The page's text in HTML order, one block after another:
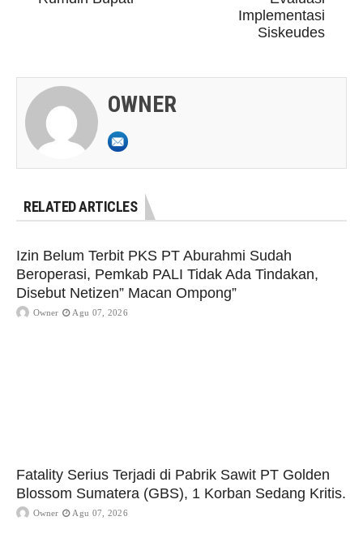
Implementasi
Siskeudes
OWNER
RELATED ARTICLES
Izin Belum Terbit PKS PT Aburahmi Sudah
Beroperasi, Pemkab PALI Tidak Ada Tindakan,
Disebut Netizen” Macan Ompong”
Owner Agu 07, 2026
Fatality Serius Terjadi di Pabrik Sawit PT Golden
Blossom Sumatera (GBS), 1 Korban Sedang Kritis.
Owner Agu 07, 2026